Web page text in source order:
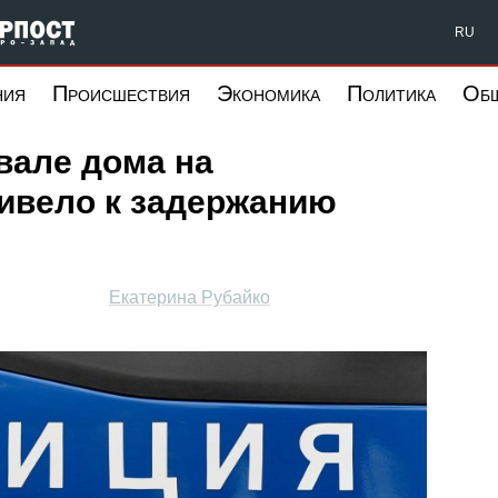
Форпост Северо-Запад RU
Происшествия Экономика Политика
дома на
к задержанию
Екатерина Рубайко